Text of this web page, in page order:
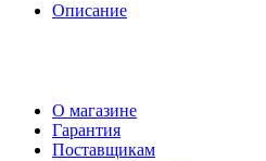
Описание
О магазине
Гарантия
Поставщикам